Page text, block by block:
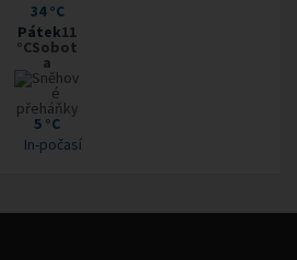
34 °C
Pátek11
°CSobot
a
5 °C
In-počasí